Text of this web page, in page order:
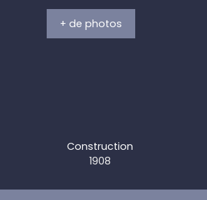
+ de photos
Construction
1908